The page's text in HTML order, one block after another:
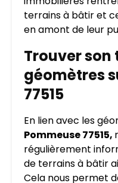
terrains à bâtir et
en amont de leur
Trouver son
géomètres
77515
En lien avec les
Pommeuse 77515,
régulièrement
de terrains à bâtir
Cela nous permet